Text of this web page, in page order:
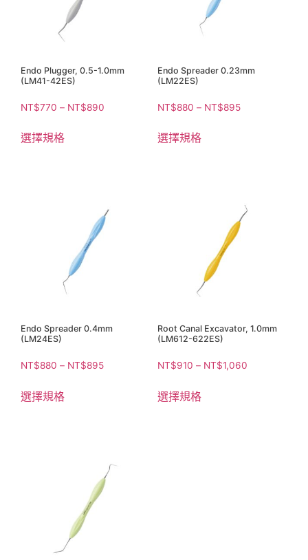
Endo Plugger, 0.5-1.0mm
(LM41-42ES)
NT$770 – NT$890
選擇規格
Endo Spreader 0.23mm
(LM22ES)
NT$880 – NT$895
選擇規格
Endo Spreader 0.4mm
(LM24ES)
NT$880 – NT$895
選擇規格
Root Canal Excavator, 1.0mm
(LM612-622ES)
NT$910 – NT$1,060
選擇規格